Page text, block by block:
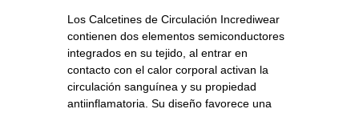
Los Calcetines de Circulación Incrediwear
contienen dos elementos semiconductores
integrados en su tejido, al entrar en
contacto con el calor corporal activan la
circulación sanguínea y su propiedad
antiinflamatoria. Su diseño favorece una